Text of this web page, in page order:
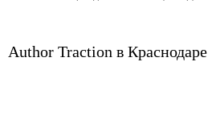
Author Traction в Краснодаре